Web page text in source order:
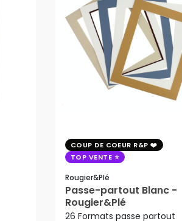
COUP DE COEUR R&P
TOP VENTE
Rougier&plé
Passe-partout Blanc -
Rougier&Plé
26 Formats passe partout
Dès2,85 €